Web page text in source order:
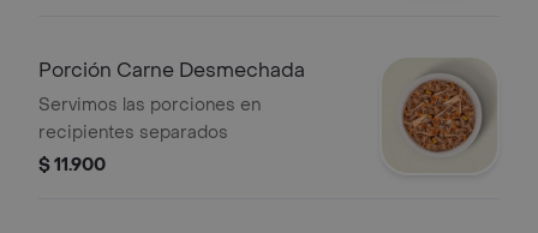
Porción Carne Desmechada
Servimos las porciones en
recipientes separados
$ 11.900